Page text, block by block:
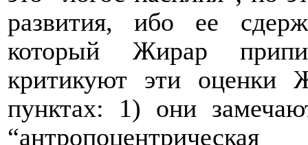
развития, ибо ее
который Жирар
критикуют эти оценки
пунктах: 1) они